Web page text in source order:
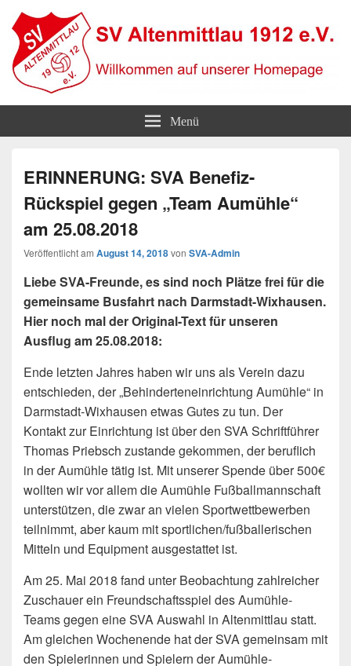
SV Altenmittlau 1912
Menü
ERINNERUNG: SVA Benefiz-
Rückspiel gegen „Team Aumühle“
am 25.08.2018
Veröffentlicht am August 14, 2018von SVA-Admin
Liebe SVA-Freunde, es sind noch Plätze frei für die
gemeinsame Busfahrt nach Darmstadt-Wixhausen.
Hier noch mal der Original-Text für unseren
Ausflug am 25.08.2018:
Ende letzten Jahres haben wir uns als Verein dazu
entschieden, der „Behinderteneinrichtung Aumühle“ in
Darmstadt-Wixhausen etwas Gutes zu tun. Der
Kontakt zur Einrichtung ist über den SVA Schriftführer
Thomas Priebsch zustande gekommen, der beruflich
in der Aumühle tätig ist. Mit unserer Spende über 500€
wollten wir vor allem die Aumühle Fußballmannschaft
unterstützen, die zwar an vielen Sportwettbewerben
teilnimmt, aber kaum mit sportlichen/fußballerischen
Mitteln und Equipment ausgestattet ist.
Am 25. Mai 2018 fand unter Beobachtung zahlreicher
Zuschauer ein Freundschaftsspiel des Aumühle-
Teams gegen eine SVA Auswahl in Altenmittlau statt.
Am gleichen Wochenende hat der SVA gemeinsam mit
den Spielerinnen und Spielern der Aumühle-